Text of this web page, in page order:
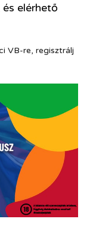
elérhető
VB-re, regisztrálj